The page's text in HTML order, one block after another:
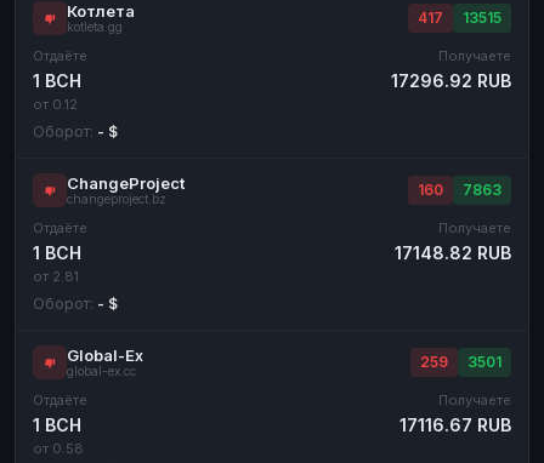
Котлета
kotleta.gg
417 13515
Отдаёте
1 BCH
от 0.12
Получаете
17296.92 RUB
Оборот: - $
ChangeProject
changeproject.bz
160 7863
Отдаёте
1 BCH
от 2.81
Получаете
17148.82 RUB
Оборот: - $
Global-Ex
global-ex.cc
259 3501
Отдаёте
1 BCH
от 0.58
Получаете
17116.67 RUB